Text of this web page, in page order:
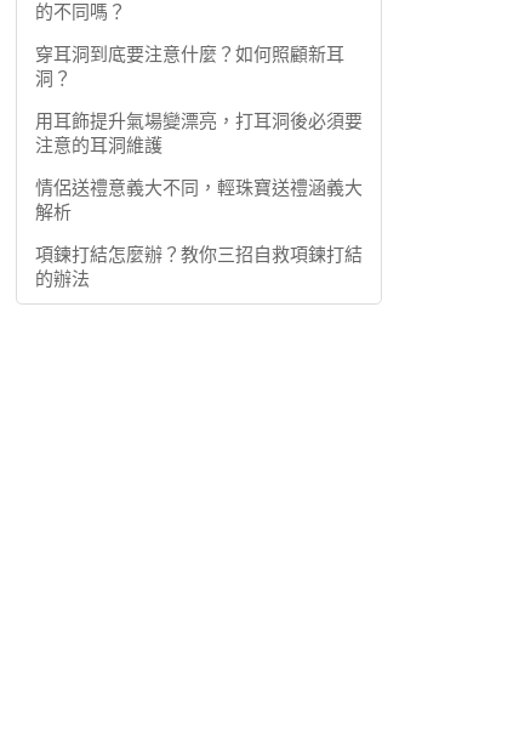
的不同嗎？
穿耳洞到底要注意什麼？如何照顧新耳
洞？
用耳飾提升氣場變漂亮，打耳洞後必須要
注意的耳洞維護
情侶送禮意義大不同，輕珠寶送禮涵義大
解析
項鍊打結怎麼辦？教你三招自救項鍊打結
的辦法